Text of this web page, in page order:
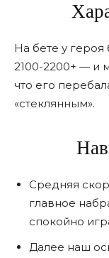
На бете у
2100-2200+ — и
что его
«стеклянным».
Средняя
главное
спокойно
Далее наш